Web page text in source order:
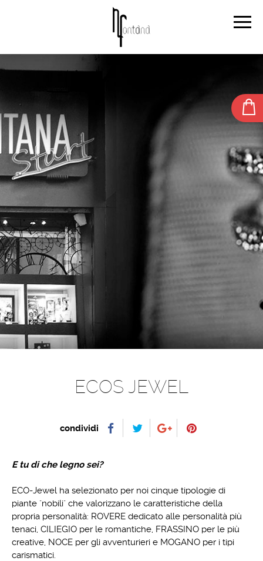
ECOS JEWEL
condividi
E tu di che legno sei?
ECO-Jewel ha selezionato per noi cinque tipologie di
piante "nobili" che valorizzano le caratteristiche della
propria personalità: ROVERE dedicato alle personalità più
tenaci, CILIEGIO per le romantiche, FRASSINO per le più
creative, NOCE per gli avventurieri e MOGANO per i tipi
carismatici.